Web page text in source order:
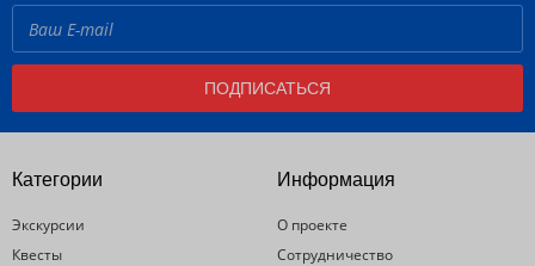
ПОДПИСАТЬСЯ
Категории
Экскурсии
Квесты
Информация
О проекте
Сотрудничество